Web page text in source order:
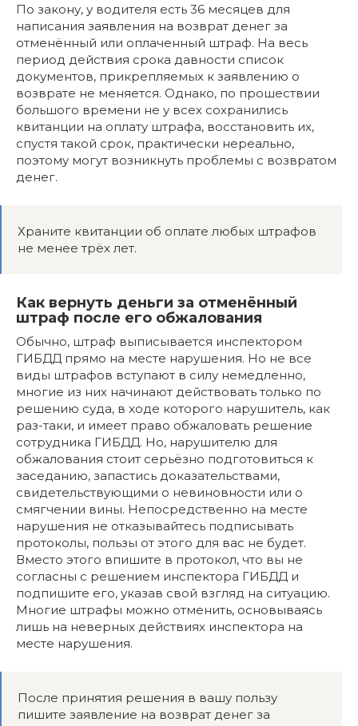
По закону, у водителя есть 36 месяцев для
написания заявления на возврат денег за
отменённый или оплаченный штраф. На весь
период действия срока давности список
документов, прикрепляемых к заявлению о
возврате не меняется. Однако, по прошествии
большого времени не у всех сохранились
квитанции на оплату штрафа, восстановить их,
спустя такой срок, практически нереально,
поэтому могут возникнуть проблемы с возвратом
денег.
Храните квитанции об оплате любых штрафов
не менее трёх лет.
Как вернуть деньги за отменённый
штраф после его обжалования
Обычно, штраф выписывается инспектором
ГИБДД прямо на месте нарушения. Но не все
виды штрафов вступают в силу немедленно,
многие из них начинают действовать только по
решению суда, в ходе которого нарушитель, как
раз-таки, и имеет право обжаловать решение
сотрудника ГИБДД. Но, нарушителю для
обжалования стоит серьёзно подготовиться к
заседанию, запастись доказательствами,
свидетельствующими о невиновности или о
смягчении вины. Непосредственно на месте
нарушения не отказывайтесь подписывать
протоколы, пользы от этого для вас не будет.
Вместо этого впишите в протокол, что вы не
согласны с решением инспектора ГИБДД и
подпишите его, указав свой взгляд на ситуацию.
Многие штрафы можно отменить, основываясь
лишь на неверных действиях инспектора на
месте нарушения.
После принятия решения в вашу пользу
пишите заявление на возврат денег за